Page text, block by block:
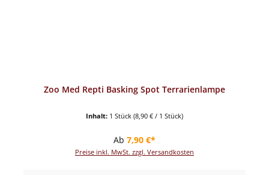
Zoo Med Repti Basking Spot Terrarienlampe
Inhalt: 1 Stück (8,90 € / 1 Stück)
Regulärer Preis:
Ab 7,90 €*
Preise inkl. MwSt. zzgl. Versandkosten